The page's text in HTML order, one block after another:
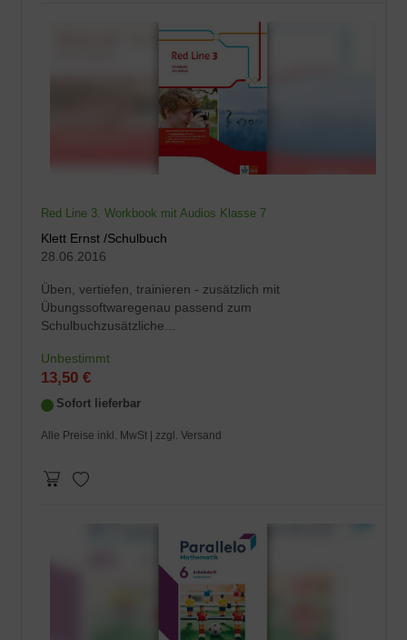
Red Line 3. Workbook mit Audios Klasse 7
Klett Ernst /Schulbuch
28.06.2016
Üben, vertiefen, trainieren - zusätzlich mit
Übungssoftwaregenau passend zum
Schulbuchzusätzliche...
Unbestimmt
13,50 €
Sofort lieferbar
Alle Preise inkl. MwSt | zzgl. Versand